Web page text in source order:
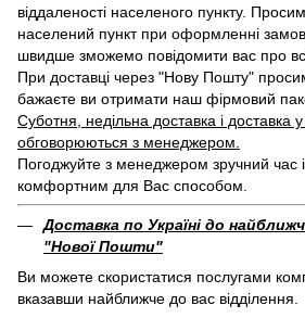
віддаленості населеного пункту.
населений пункт при оформленні
швидше зможемо повідомити вас про
При доставці через "Нову Пошту"
бажаєте ви отримати наш фірмовий
Суботня, недільна доставка і доставка у
обговорюються з менеджером.
Погоджуйте з менеджером зручний час
комфортним для Вас способом.
Доставка по Україні до
"Нової Пошти"
Ви можете скористатися послугами
вказавши найближче до вас відділення.